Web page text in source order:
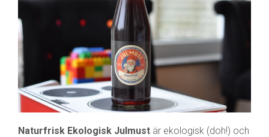
Naturfrisk Ekologisk Julmust är ekologisk (doh!) och